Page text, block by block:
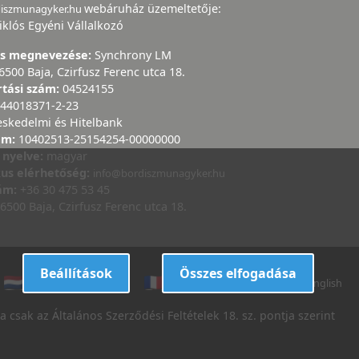
webáruház üzemeltetője:
Egyéni Vállalkozó
megnevezése: Synchrony LM
6500 Baja, Czirfusz Ferenc utca 18.
szám: 04524155
44018371-2-23
és Hitelbank
10402513-25154254-00000000
magyar
elérhetőség:
info@bordiszmunagyker.hu
+36 30 475 53 45
6500 Baja, Czirfusz Ferenc utca 18.
dutch danish french italian english
az Általános Szerződési Feltételek 18. sz. pontja szerint
Beállítások Összes elfogadása